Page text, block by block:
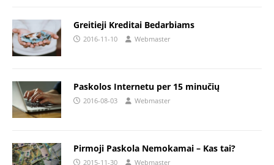
Greitieji Kreditai Bedarbiams
2016-11-10 Webmaster
Paskolos Internetu per 15 minučių
2016-08-03 Webmaster
Pirmoji Paskola Nemokamai – Kas tai?
2015-11-30 Webmaster